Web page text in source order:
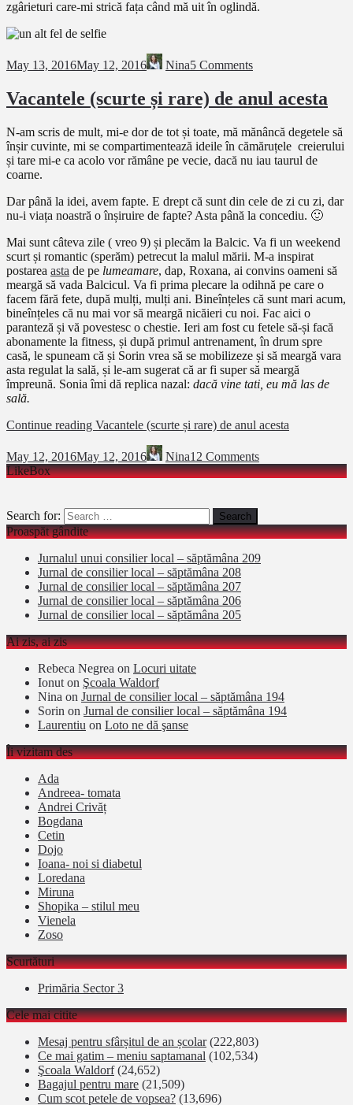
zgârieturi care-mi strică fața când mă uit în oglindă.
May 13, 2016May 12, 2016 Nina5 Comments
Vacantele (scurte și rare) de anul acesta
N-am scris de mult, mi-e dor de tot și toate, mă mănâncă degetele să
înșir cuvinte, mi se compartimentează ideile în cămăruțele creierului
și tare mi-e ca acolo vor rămâne pe vecie, dacă nu iau taurul de
coarne.
Dar până la idei, avem fapte. E drept că sunt din cele de zi cu zi, dar
nu-i viața noastră o înșiruire de fapte? Asta până la concediu. 🙂
Mai sunt câteva zile ( vreo 9) și plecăm la Balcic. Va fi un weekend
scurt și romantic (sperăm) petrecut la malul mării. M-a inspirat
postarea asta de pe lumeamare, dap, Roxana, ai convins oameni să
meargă să vada Balcicul. Va fi prima plecare la odihnă pe care o
facem fără fete, după mulți, mulți ani. Bineînțeles că sunt mari acum,
bineînțeles că nu mai vor să meargă nicăieri cu noi. Fac aici o
paranteză și vă povestesc o chestie. Ieri am fost cu fetele să-și facă
abonamente la fitness, și după primul antrenament, în drum spre
casă, le spuneam că și Sorin vrea să se mobilizeze și să meargă vara
asta regulat la sală, și le-am sugerat că ar fi super să meargă
împreună. Sonia îmi dă replica nazal: dacă vine tati, eu mă las de
sală.
Continue reading Vacantele (scurte și rare) de anul acesta
May 12, 2016May 12, 2016 Nina12 Comments
LikeBox
Search for:
Proaspăt gândite
Jurnalul unui consilier local – săptămâna 209
Jurnal de consilier local – săptămâna 208
Jurnal de consilier local – săptămâna 207
Jurnal de consilier local – săptămâna 206
Jurnal de consilier local – săptămâna 205
Ai zis, ai zis
Rebeca Negrea on Locuri uitate
Ionut on Şcoala Waldorf
Nina on Jurnal de consilier local – săptămâna 194
Sorin on Jurnal de consilier local – săptămâna 194
Laurentiu on Loto ne dă şanse
Îi vizitam des
Ada
Andreea- tomata
Andrei Crivăț
Bogdana
Cetin
Dojo
Ioana- noi si diabetul
Loredana
Miruna
Shopika – stilul meu
Vienela
Zoso
Scurtături
Primăria Sector 3
Cele mai citite
Mesaj pentru sfârșitul de an școlar (222,803)
Ce mai gatim – meniu saptamanal (102,534)
Şcoala Waldorf (24,652)
Bagajul pentru mare (21,509)
Cum scot petele de vopsea? (13,696)